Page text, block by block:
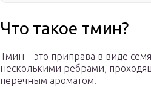
Что такое тмин?
Тмин – это приправа в виде
несколькими ребрами,
перечным ароматом.